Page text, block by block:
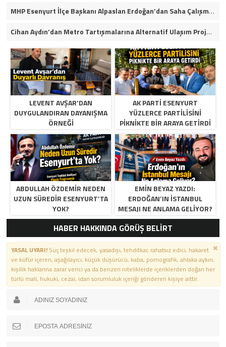
MHP Esenyurt İlçe Başkanı Alpaslan Erdoğan’dan Saha Çalışmaları ve Yerel Gündeme İlişkin Açıklamalar
Cihan Aydın’dan Metro Tartışmalarına Alternatif Ulaşım Projesi
LEVENT AVŞAR’DAN
DUYGULANDIRAN DAYANIŞMA
ÖRNEĞI
AK PARTI ESENYURT
YÜZLERCE PARTILISINI
PIKNIKTE BIR ARAYA GETIRDI
ABDULLAH ÖZDEMIR NEDEN
UZUN SÜREDIR ESENYURT’TA
YOK?
EMIN BEYAZ YAZDI:
ERDOĞAN’IN İSTANBUL
MESAJI NE ANLAMA GELIYOR?
HABER HAKKINDA GÖRÜŞ BELİRT
YASAL UYARI! Suç teşkil edecek, yasadışı, tehditkar, rahatsız edici, hakaret
ve küfür içeren, aşağılayıcı, küçük düşürücü, kaba, pornografik, ahlaka aykırı,
kişilik haklarına zarar verici ya da benzeri niteliklerde içeriklerden doğan her
türlü mali, hukuki, cezai, idari sorumluluk içeriği gönderen kişiye aittir.